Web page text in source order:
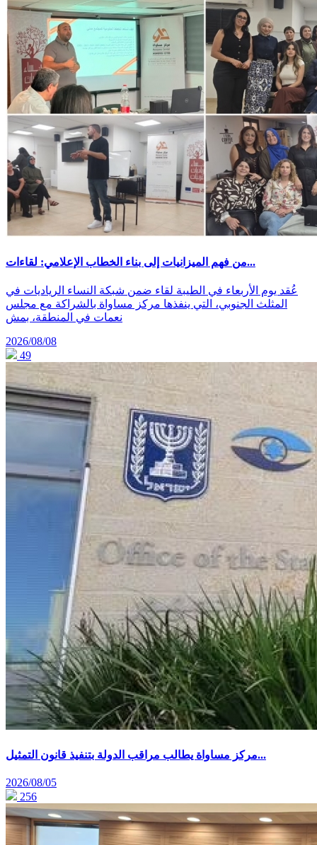
من فهم الميزانيات إلى بناء الخطاب الإعلامي: لقاءات...
عُقد يوم الأربعاء في الطيبة لقاء ضمن شبكة النساء الرياديات في
المثلث الجنوبي، التي ينفذها مركز مساواة بالشراكة مع مجلس
نعمات في المنطقة، بمش
2026/08/08
49
مركز مساواة يطالب مراقب الدولة بتنفيذ قانون التمثيل...
2026/08/05
256